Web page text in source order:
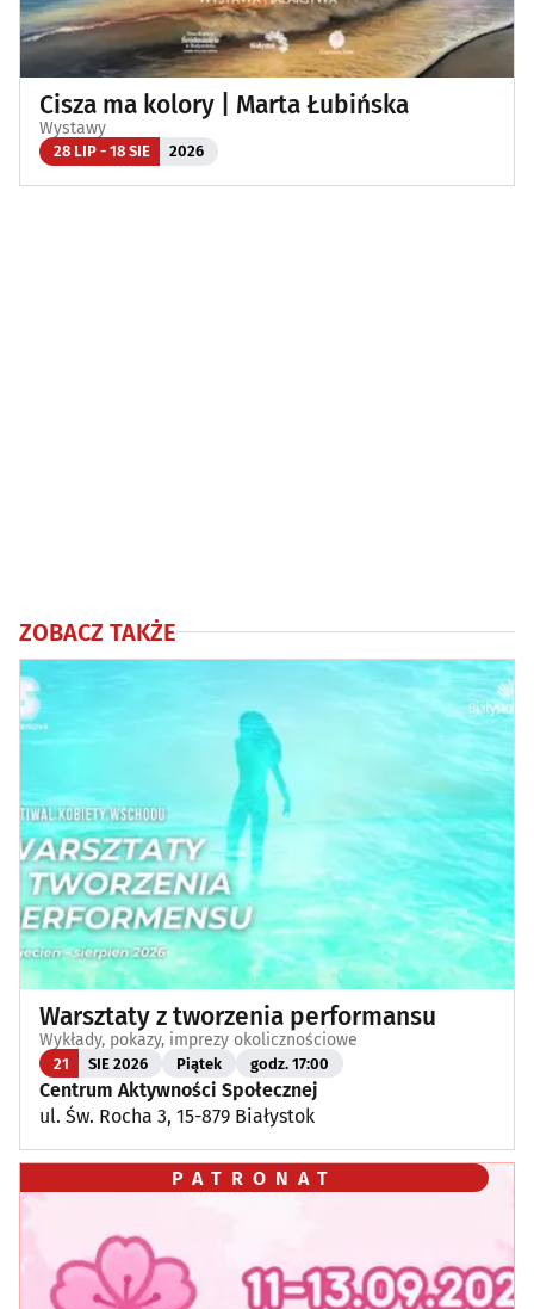
Cisza ma kolory | Marta Łubińska
Wystawy
28 LIP - 18 SIE 2026
ZOBACZ TAKŻE
Warsztaty z tworzenia performansu
Wykłady, pokazy, imprezy okolicznościowe
21 SIE 2026 Piątek godz. 17:00
Centrum Aktywności Społecznej
ul. Św. Rocha 3, 15-879 Białystok
PATRONAT